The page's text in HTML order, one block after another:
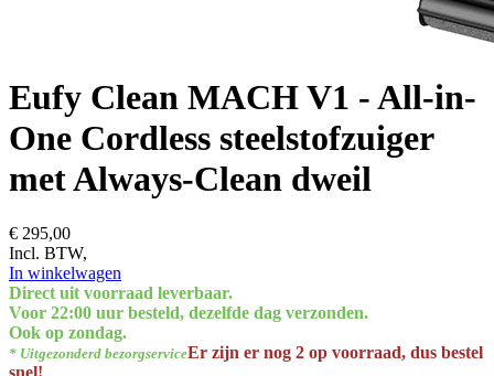
Eufy Clean MACH V1 - All-in-
One Cordless steelstofzuiger
met Always-Clean dweil
€ 295,00
Incl. BTW,
In winkelwagen
Direct uit voorraad leverbaar.
Voor 22:00 uur besteld, dezelfde dag verzonden.
Ook op zondag.
* Uitgezonderd bezorgserviceEr zijn er nog 2 op voorraad, dus bestel
snel!